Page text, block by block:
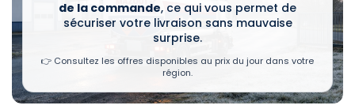
de la commande, ce qui vous permet de
sécuriser votre livraison sans mauvaise
surprise.
👉 Consultez les offres disponibles au prix du jour dans votre
région.